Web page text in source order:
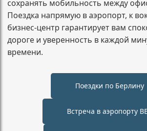
сохранять мобильность между
Поездка напрямую в аэропорт, к
бизнес-центр гарантирует вам
дороге и уверенность в каждой
времени.
Поездки по Берлину
Встреча в аэропорту